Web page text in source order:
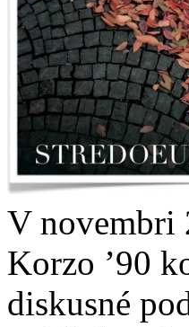
V novembri
Korzo ’90
diskusné